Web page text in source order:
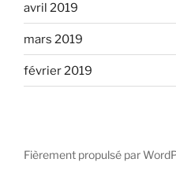
avril 2019
mars 2019
février 2019
Fièrement propulsé par